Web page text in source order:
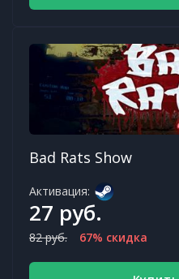
Bad Rats Show
Активация:
27 руб.
82 руб. 67% скидка